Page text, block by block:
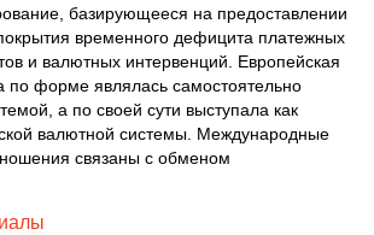
базирующееся на предоставлении
временного дефицита платежных
и валютных интервенций. Европейская
по форме являлась самостоятельно
а по своей сути выступала как
валютной системы. Международные
связаны с обменом